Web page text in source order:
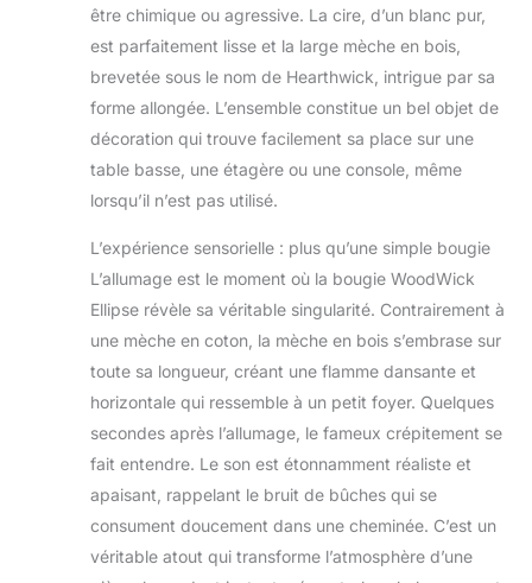
de cires produit une
combustion
magnifique sans
résidu salissant.
être chimique ou agressive. La cire, d’un blanc pur,
est parfaitement lisse et la large mèche en bois,
brevetée sous le nom de Hearthwick, intrigue par sa
forme allongée. L’ensemble constitue un bel objet de
décoration qui trouve facilement sa place sur une
table basse, une étagère ou une console, même
lorsqu’il n’est pas utilisé.
L’expérience sensorielle : plus qu’une simple bougie
L’allumage est le moment où la bougie WoodWick
Ellipse révèle sa véritable singularité. Contrairement à
une mèche en coton, la mèche en bois s’embrase sur
toute sa longueur, créant une flamme dansante et
horizontale qui ressemble à un petit foyer. Quelques
secondes après l’allumage, le fameux crépitement se
fait entendre. Le son est étonnamment réaliste et
apaisant, rappelant le bruit de bûches qui se
consument doucement dans une cheminée. C’est un
véritable atout qui transforme l’atmosphère d’une